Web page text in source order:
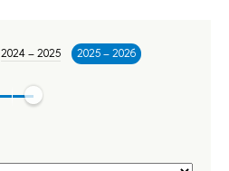
2024 – 2025
2025 – 2026